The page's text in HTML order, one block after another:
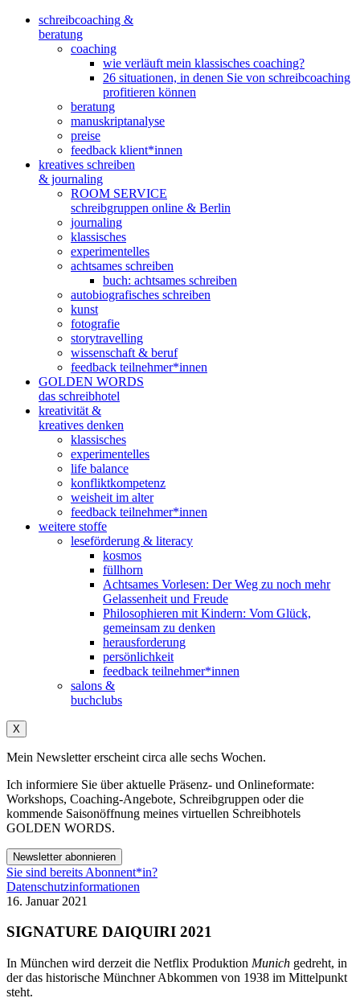
schreibcoaching &
beratung
coaching
wie verläuft mein klassisches coaching?
26 situationen, in denen Sie von schreibcoaching
profitieren können
beratung
manuskriptanalyse
preise
feedback klient*innen
kreatives schreiben
& journaling
ROOM SERVICE
schreibgruppen online & Berlin
journaling
klassisches
experimentelles
achtsames schreiben
buch: achtsames schreiben
autobiografisches schreiben
kunst
fotografie
storytravelling
wissenschaft & beruf
feedback teilnehmer*innen
GOLDEN WORDS
das schreibhotel
kreativität &
kreatives denken
klassisches
experimentelles
life balance
konfliktkompetenz
weisheit im alter
feedback teilnehmer*innen
weitere stoffe
leseförderung & literacy
kosmos
füllhorn
Achtsames Vorlesen: Der Weg zu noch mehr
Gelassenheit und Freude
Philosophieren mit Kindern: Vom Glück,
gemeinsam zu denken
herausforderung
persönlichkeit
feedback teilnehmer*innen
salons &
buchclubs
X
Mein Newsletter erscheint circa alle sechs Wochen.
Ich informiere Sie über aktuelle Präsenz- und Onlineformate:
Workshops, Coaching-Angebote, Schreibgruppen oder die
kommende Saisonöffnung meines virtuellen Schreibhotels
GOLDEN WORDS.
Newsletter abonnieren
Sie sind bereits Abonnent*in?
Datenschutzinformationen
16. Januar 2021
SIGNATURE DAIQUIRI 2021
In München wird derzeit die Netflix Produktion Munich gedreht, in
der das historische Münchner Abkommen von 1938 im Mittelpunkt
steht.